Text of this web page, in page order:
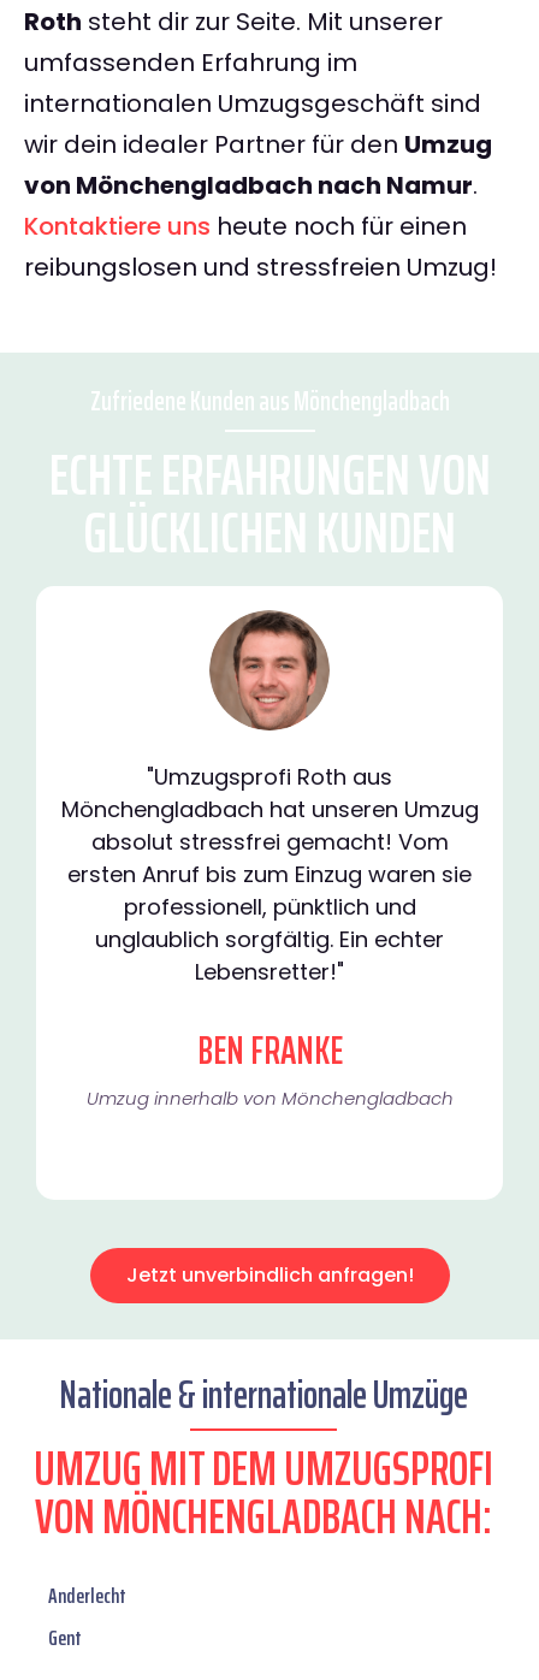
Roth steht dir zur Seite. Mit unserer
umfassenden Erfahrung im
internationalen Umzugsgeschäft sind
wir dein idealer Partner für den Umzug
von Mönchengladbach nach Namur.
Kontaktiere uns heute noch für einen
reibungslosen und stressfreien Umzug!
Zufriedene Kunden aus Mönchengladbach
ECHTE ERFAHRUNGEN VON
GLÜCKLICHEN KUNDEN
"Umzugsprofi Roth aus
Mönchengladbach hat unseren Umzug
absolut stressfrei gemacht! Vom
ersten Anruf bis zum Einzug waren sie
professionell, pünktlich und
unglaublich sorgfältig. Ein echter
Lebensretter!"
BEN FRANKE
Umzug innerhalb von Mönchengladbach​
Jetzt unverbindlich anfragen!
Nationale & internationale Umzüge
UMZUG MIT DEM UMZUGSPROFI
VON MÖNCHENGLADBACH NACH:
Anderlecht
Gent